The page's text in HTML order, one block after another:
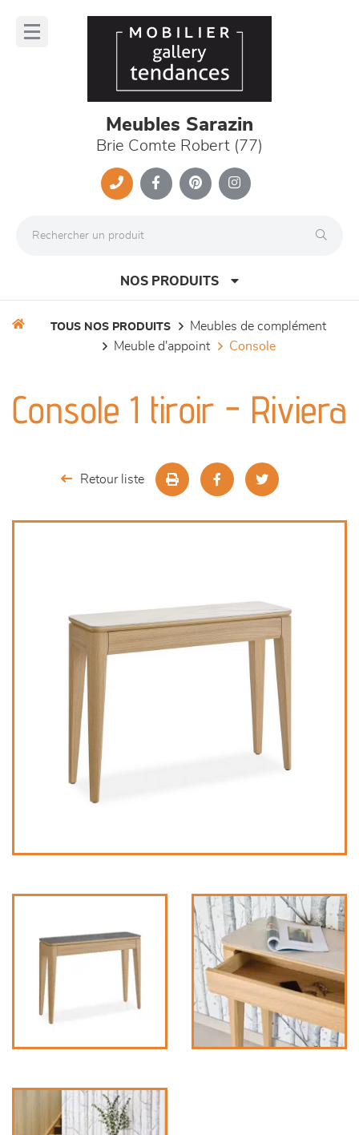
Meubles Sarazin
Brie Comte Robert (77)
NOS PRODUITS
séjours
chambres et dressing
TOUS NOS PRODUITS
meubles de complément
meuble d'appoint
console
Console 1 tiroir - Riviera
Retour liste